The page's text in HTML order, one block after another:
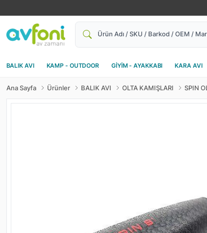
Ara
BALIK AVI KAMP - OUTDOOR GİYİM - AYAKKABI KARA AVI
Ana Sayfa Ürünler BALIK AVI OLTA KAMIŞLARI SPIN